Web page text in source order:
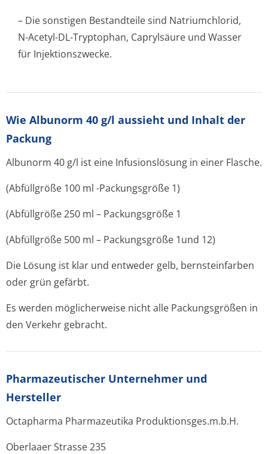
– Die sonstigen Bestandteile sind Natriumchlorid,
N-Acetyl-DL-Tryptophan, Caprylsäure und Wasser
für Injektionszwecke.
Wie Albunorm 40 g/l aussieht und Inhalt der
Packung
Albunorm 40 g/l ist eine Infusionslösung in einer Flasche.
(Abfüllgröße 100 ml -Packungsgröße 1)
(Abfüllgröße 250 ml – Packungsgröße 1
(Abfüllgröße 500 ml – Packungsgröße 1und 12)
Die Lösung ist klar und entweder gelb, bernsteinfarben
oder grün gefärbt.
Es werden möglicherweise nicht alle Packungsgrößen in
den Verkehr gebracht.
Pharmazeutischer Unternehmer und
Hersteller
Octapharma Pharmazeutika Produktionsges­.m.b.H.
Oberlaaer Strasse 235